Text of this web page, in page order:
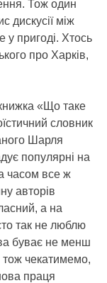
Тож один
дискусії між
у пригоді. Хтось
про Харків,
«Що таке
словник
Шарля
популярні на
часом все ж
авторів
а на
так не люблю
буває не менш
тож чекатимемо,
праця